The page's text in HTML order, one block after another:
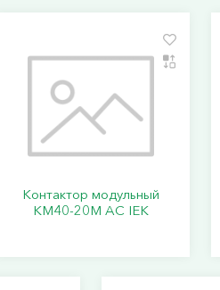
Контактор модульный
КМ40-20М AC IEK